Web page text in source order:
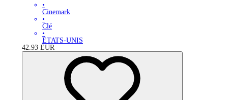
•
Cinemark
•
Clé
•
ÉTATS-UNIS
42.93 EUR